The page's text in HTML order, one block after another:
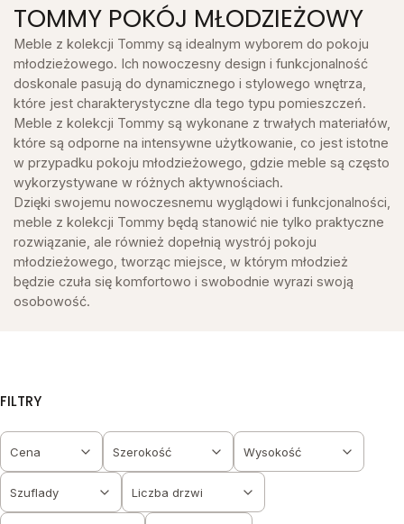
TOMMY POKÓJ MŁODZIEŻOWY
Meble z kolekcji Tommy są idealnym wyborem do pokoju
młodzieżowego. Ich nowoczesny design i funkcjonalność
doskonale pasują do dynamicznego i stylowego wnętrza,
które jest charakterystyczne dla tego typu pomieszczeń.
Meble z kolekcji Tommy są wykonane z trwałych materiałów,
które są odporne na intensywne użytkowanie, co jest istotne
w przypadku pokoju młodzieżowego, gdzie meble są często
wykorzystywane w różnych aktywnościach.
Dzięki swojemu nowoczesnemu wyglądowi i funkcjonalności,
meble z kolekcji Tommy będą stanowić nie tylko praktyczne
rozwiązanie, ale również dopełnią wystrój pokoju
młodzieżowego, tworząc miejsce, w którym młodzież
będzie czuła się komfortowo i swobodnie wyrazi swoją
osobowość.
FILTRY
Cena Szerokość Wysokość
Szuflady Liczba drzwi